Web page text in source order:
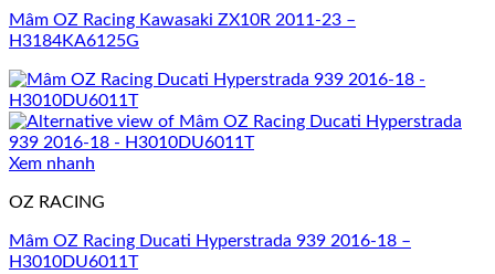
Mâm OZ Racing Kawasaki ZX10R 2011-23 –
H3184KA6125G
Xem nhanh
OZ RACING
Mâm OZ Racing Ducati Hyperstrada 939 2016-18 –
H3010DU6011T